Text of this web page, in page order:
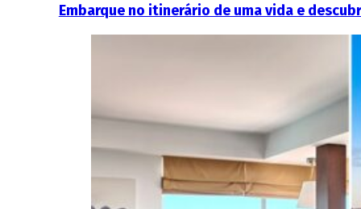
Embarque no itinerário de uma vida e